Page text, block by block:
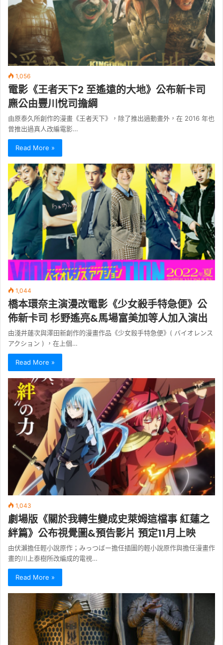
1,056
電影《王者天下2 至遙遠的大地》公布新卡司
麃公由豐川悅司擔綱
由原泰久所創作的漫畫《王者天下》，除了推出過動畫外，在 2016 年也
曾推出過真人改編電影…
Read More »
1,044
橋本環奈主演漫改電影《少女殺手特急便》公
佈新卡司 杉野遙亮&馬場富美加等人加入演出
由淺井蓮次與澤田新創作的漫畫作品《少女殺手特急便》( バイオレンス
アクション ) ，在上個…
Read More »
1,043
劇場版《關於我轉生變成史萊姆這檔事 紅蓮之
絆篇》公布視覺圖&預告影片 預定11月上映
由伏瀨擔任輕小說原作；みっつばー擔任插圖的輕小說原作與擔任漫畫作
畫的川上泰樹所改編成的電視…
Read More »